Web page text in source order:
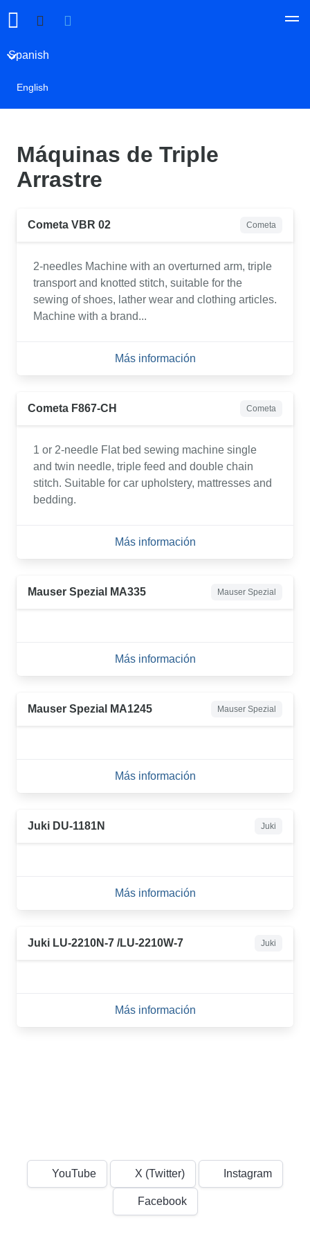
Spanish
English
Máquinas de Triple
Arrastre
Cometa VBR 02 Cometa
2-needles Machine with an overturned arm, triple
transport and knotted stitch, suitable for the
sewing of shoes, lather wear and clothing articles.
Machine with a brand...
Más información
Cometa F867-CH Cometa
1 or 2-needle Flat bed sewing machine single
and twin needle, triple feed and double chain
stitch. Suitable for car upholstery, mattresses and
bedding.
Más información
Mauser Spezial MA335 Mauser Spezial
Más información
Mauser Spezial MA1245 Mauser Spezial
Más información
Juki DU-1181N Juki
Más información
Juki LU-2210N-7 /LU-2210W-7 Juki
Más información
YouTube X (Twitter) Instagram
Facebook